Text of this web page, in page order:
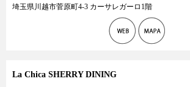
埼玉県川越市菅原町4-3 カーサレガーロ1階
La Chica SHERRY DINING